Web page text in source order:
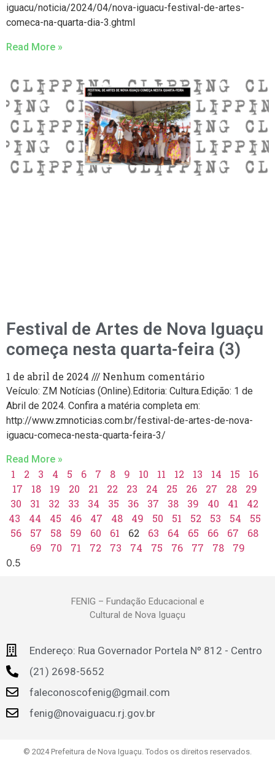
iguacu/noticia/2024/04/nova-iguacu-festival-de-artes-
comeca-na-quarta-dia-3.ghtml
Read More »
Festival de Artes de Nova Iguaçu
começa nesta quarta-feira (3)
1 de abril de 2024 Nenhum comentário
Veículo: ZM Notícias (Online).Editoria: Cultura.Edição: 1 de
Abril de 2024. Confira a matéria completa em:
http://www.zmnoticias.com.br/festival-de-artes-de-nova-
iguacu-comeca-nesta-quarta-feira-3/
Read More »
1 2 3 4 5 6 7 8 9 10 11 12 13 14 15
16
17
18 19 20 21 22 23 24 25 26 27 28
29
30
31 32 33 34 35 36 37 38 39 40 41
42
43
44 45 46 47 48 49 50 51 52 53 54
55
56
57 58 59 60 61 62 63 64 65 66 67
68
69
70 71 72 73 74 75 76 77 78 79
FENIG – Fundação Educacional e
Cultural de Nova Iguaçu
Endereço: Rua Governador Portela Nº 812 - Centro
(21) 2698-5652
faleconoscofenig@gmail.com
fenig@novaiguacu.rj.gov.br
© 2024 Prefeitura de Nova Iguaçu. Todos os direitos reservados.